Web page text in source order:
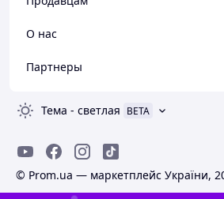
О нас
Партнеры
Тема - светлая BETA
© Prom.ua — маркетплейс України,